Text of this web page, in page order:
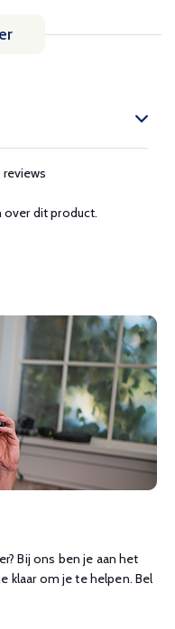
over dit product.
Bij ons ben je aan het
klaar om je te helpen. Bel